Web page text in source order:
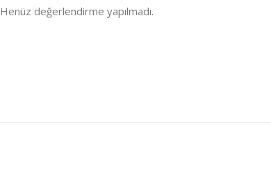
Henüz değerlendirme yapılmadı.